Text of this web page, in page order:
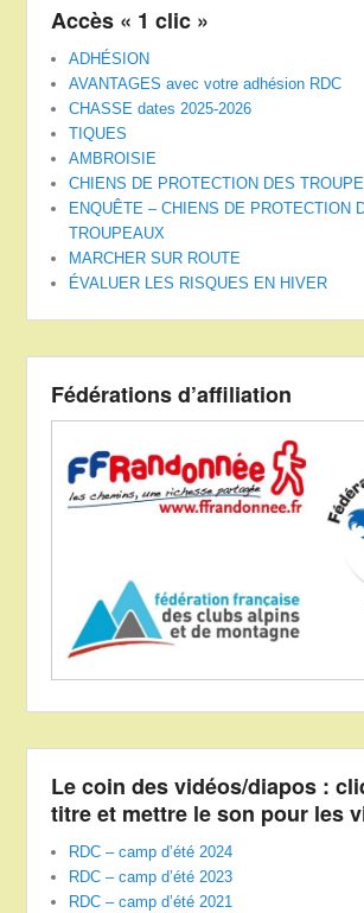
Accès « 1 clic »
ADHÉSION
AVANTAGES avec votre adhésion RDC
CHASSE dates 2025-2026
TIQUES
AMBROISIE
CHIENS DE PROTECTION DES
ENQUÊTE – CHIENS DE PROTECTION
TROUPEAUX
MARCHER SUR ROUTE
ÉVALUER LES RISQUES EN HIVER
Fédérations d’affiliation
Le coin des vidéos/diapos :
titre et mettre le son pour les
RDC – camp d’été 2024
RDC – camp d’été 2023
RDC – camp d’été 2021